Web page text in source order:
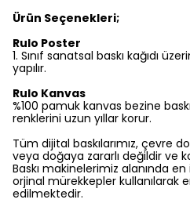
Ürün Seçenekleri;
Rulo Poster
1.⁠ ⁠Sınıf sanatsal baskı kağıdı
yapılır.
Rulo Kanvas
%100 pamuk kanvas bezine
renklerini uzun yıllar korur.
Tüm dijital baskılarımız, çevre
veya doğaya zararlı değildir ve
Baskı makinelerimiz alanında
orjinal mürekkepler kullanılarak
edilmektedir.